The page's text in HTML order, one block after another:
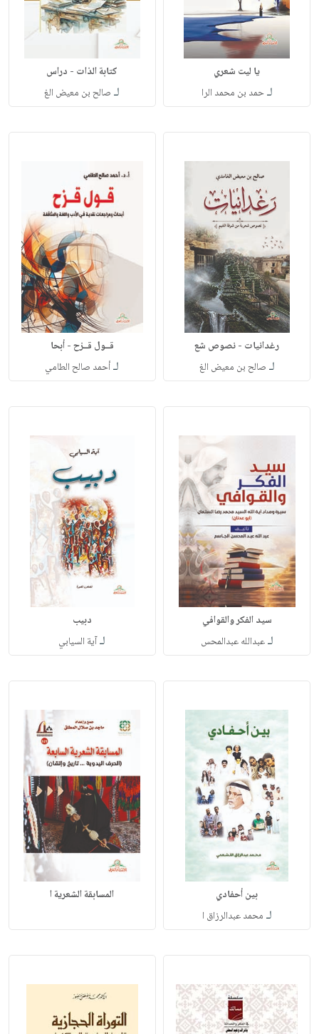
يا ليت شعري
لـحمد بن محمد الرا
كتابة الذات - دراس
لـ صالح بن معيض الغ
رغدانيات - نصوص شع
لـ صالح بن معيض الغ
قــول قــزح - أبحا
لـأحمد صالح الطامي
سيد الفكر والقوافي
لـعبدالله عبدالمحس
دبيب
لـآية السيابي
بين أحفادي
لـ محمد عبدالرزاق ا
المسابقة الشعرية ا